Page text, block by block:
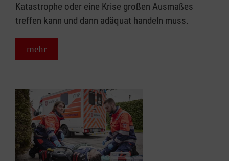
Katastrophe oder eine Krise großen Ausmaßes
treffen kann und dann adäquat handeln muss.
mehr